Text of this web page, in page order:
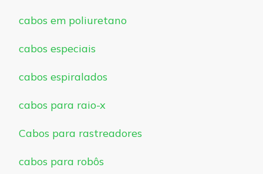
cabos em poliuretano
cabos especiais
cabos espiralados
cabos para raio-x
Cabos para rastreadores
cabos para robôs